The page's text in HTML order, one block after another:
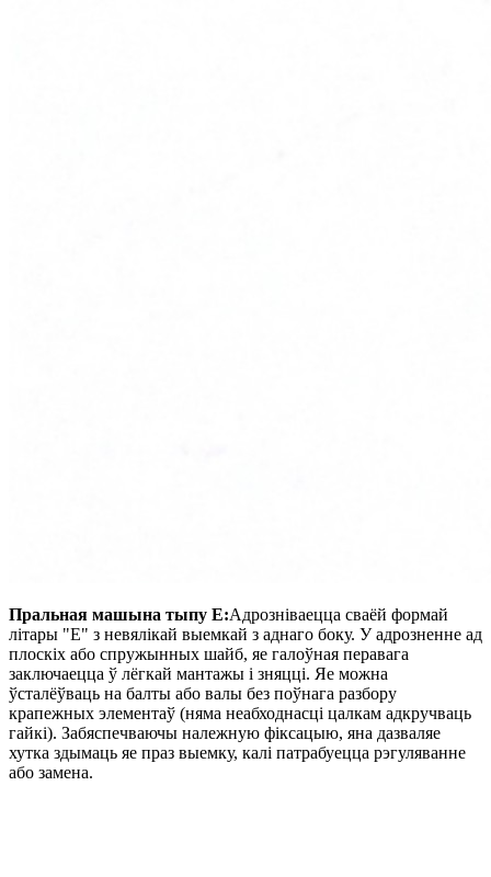
Пральная машына тыпу E:Адрозніваецца сваёй формай
літары "Е" з невялікай выемкай з аднаго боку. У адрозненне ад
плоскіх або спружынных шайб, яе галоўная перавага
заключаецца ў лёгкай мантажы і зняцці. Яе можна
ўсталёўваць на балты або валы без поўнага разбору
крапежных элементаў (няма неабходнасці цалкам адкручваць
гайкі). Забяспечваючы належную фіксацыю, яна дазваляе
хутка здымаць яе праз выемку, калі патрабуецца рэгуляванне
або замена.